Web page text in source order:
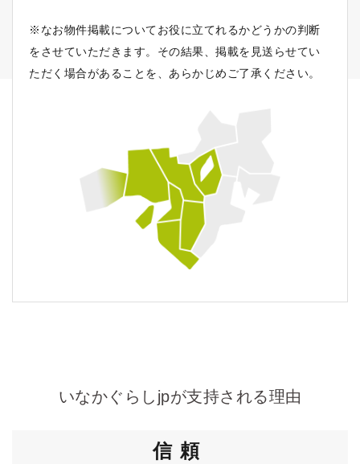
※なお物件掲載についてお役に立てれるかどうかの判断
をさせていただきます。その結果、掲載を見送らせてい
ただく場合があることを、あらかじめご了承ください。
いなかぐらしjpが支持される理由
信頼